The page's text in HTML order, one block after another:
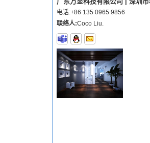
电话:+86 135 0965 9856
联络人:Coco Liu.